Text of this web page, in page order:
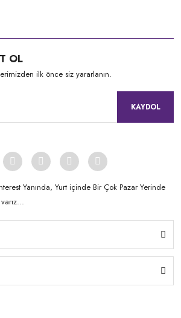
OL
ilk önce siz yararlanın.
KAYDOL
Yanında, Yurt içinde Bir Çok Pazar Yerinde